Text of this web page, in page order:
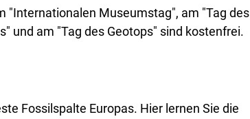
"Internationalen Museumstag", am "Tag des
und am "Tag des Geotops" sind kostenfrei.
Fossilspalte Europas. Hier lernen Sie die